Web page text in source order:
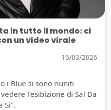
in tutto il mondo: ci
un video virale
16/03/2026
i Blue si sono riuniti
l'esibizione di Sal Da
Si".